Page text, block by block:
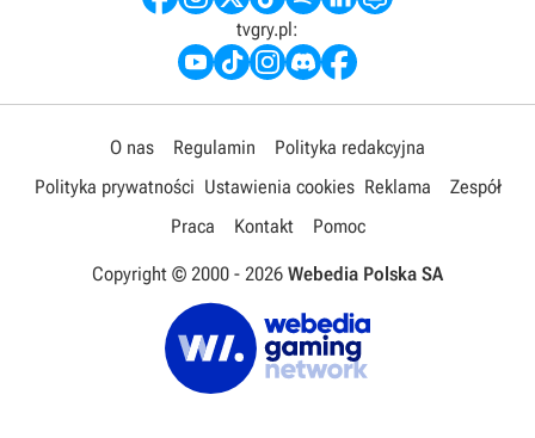
tvgry.pl:
O nas Regulamin
Polityka redakcyjna
Polityka prywatności Ustawienia cookies Reklama
Zespół
Praca
Kontakt Pomoc
Copyright © 2000 - 2026 Webedia Polska SA